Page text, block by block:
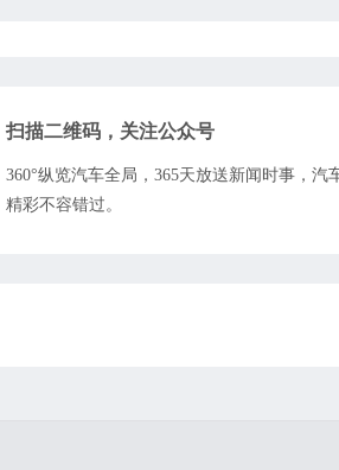
扫描二维码，关注公众号
360°纵览汽车全局，365天放送新闻时事，汽
精彩不容错过。